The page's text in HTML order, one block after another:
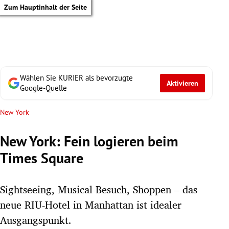
Zum Hauptinhalt der Seite
Untermenü
Wählen Sie KURIER als bevorzugte
Google-Quelle
Aktivieren
New York
New York: Fein logieren beim
Times Square
Sightseeing, Musical-Besuch, Shoppen – das
neue RIU-Hotel in Manhattan ist idealer
Ausgangspunkt.